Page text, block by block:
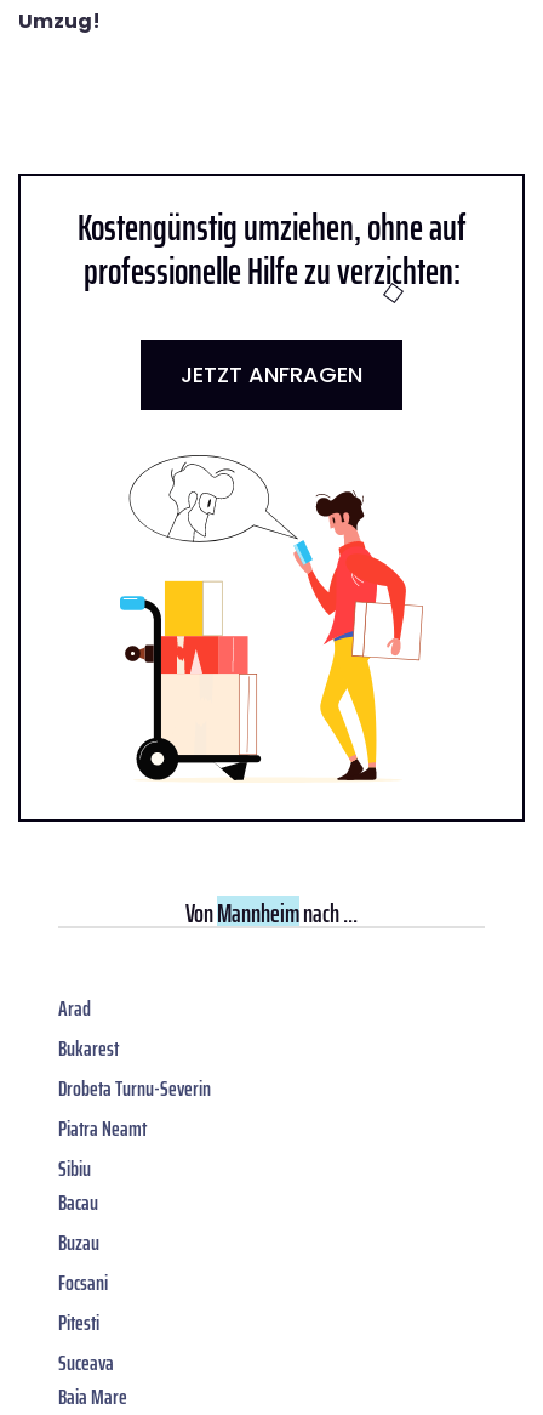
Umzug!
Kostengünstig umziehen, ohne auf
professionelle Hilfe zu verzichten:
JETZT ANFRAGEN
VonMannheimnach ...
Arad
Bukarest
Drobeta Turnu-Severin
Piatra Neamt
Sibiu
Bacau
Buzau
Focsani
Pitesti
Suceava
Baia Mare